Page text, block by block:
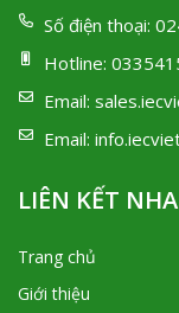
Số điện thoại:
Hotline:
Email:
Email:
LIÊN KẾT
Trang chủ
Giới thiệu